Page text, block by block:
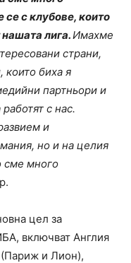
с клубове, които
лига.Имахме
страни,
биха я
партньори и
с нас.
и
но и на целия
сме много
цел за
включват Англия
и Лион),